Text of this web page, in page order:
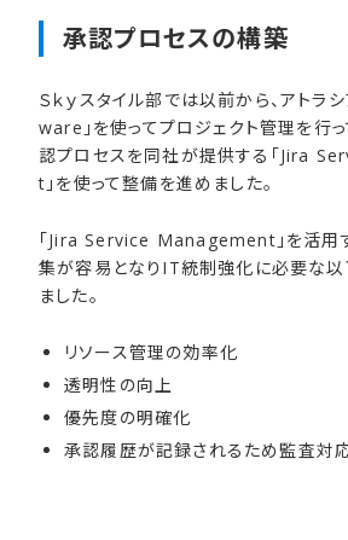
承認プロセスの​構築
Ｓｋｙスタイル部では以前から、アトラ
ware」を使ってプロジェクト管理を行っ
認プロセスを同社が提供する「Jira
t」を使って整備を進めました。
「Jira Service Management」を活用
集が容易となりIT統制強化に必要な
ました。
リソース管理の効率化
透明性の向上
優先度の明確化
承認履歴が記録されるため監査対